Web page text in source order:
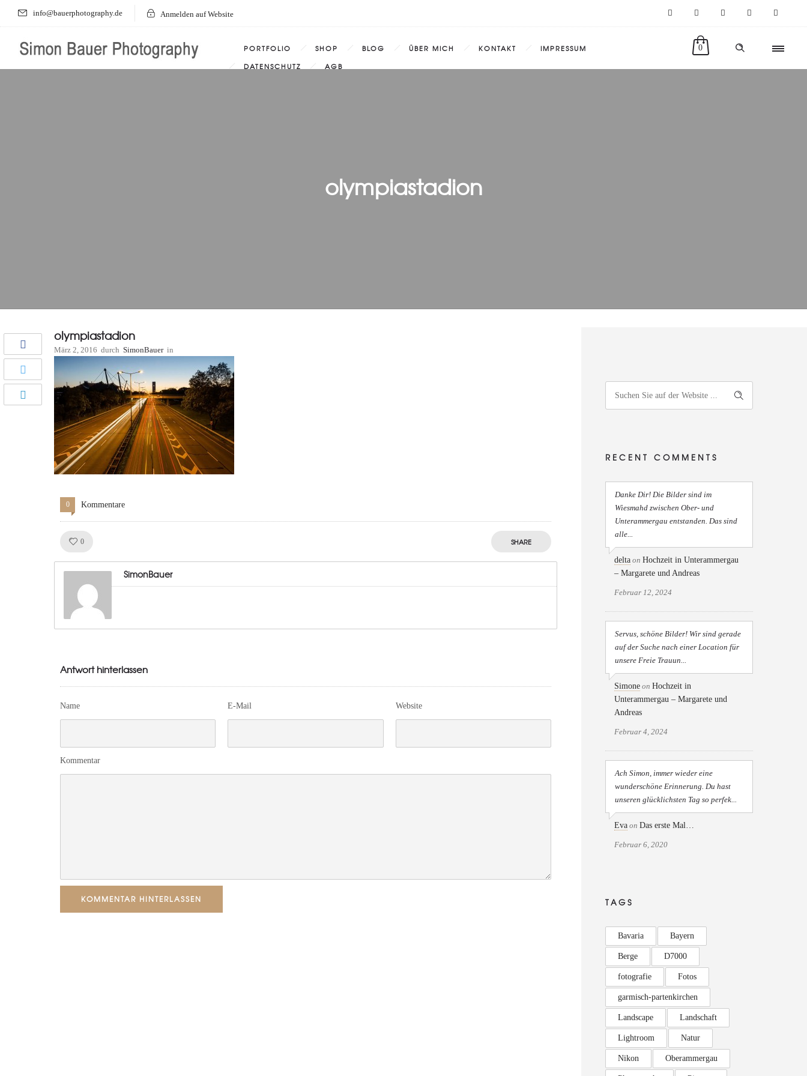
info@bauerphotography.de Anmelden auf Website
0
PORTFOLIO SHOP BLOG ÜBER MICH KONTAKT
IMPRESSUM
DATENSCHUTZ
AGB
olympiastadion
olympiastadion
März 2, 2016 durch SimonBauer in
0 Kommentare
0 SHARE
SimonBauer
Antwort hinterlassen
Name E-Mail Website
Kommentar
KOMMENTAR HINTERLASSEN
RECENT COMMENTS
Danke Dir! Die Bilder sind im
Wiesmahd zwischen Ober- und
Unterammergau entstanden. Das sind
alle...
delta on Hochzeit in Unterammergau
– Margarete und Andreas
Februar 12, 2024
Servus, schöne Bilder! Wir sind gerade
auf der Suche nach einer Location für
unsere Freie Trauun...
Simone on Hochzeit in
Unterammergau – Margarete und
Andreas
Februar 4, 2024
Ach Simon, immer wieder eine
wunderschöne Erinnerung. Du hast
unseren glücklichsten Tag so perfek...
Eva on Das erste Mal…
Februar 6, 2020
TAGS
Bavaria Bayern
Berge D7000
fotografie Fotos
garmisch-partenkirchen
Landscape Landschaft
Lightroom Natur
Nikon Oberammergau